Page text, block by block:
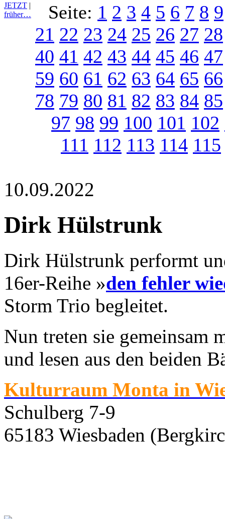
JETZT |
früher…
Seite: 1 2 3 4 5 6 7 8 9
21 22 23 24 25 26 27 28
40 41 42 43 44 45 46 47
59 60 61 62 63 64 65 66
78 79 80 81 82 83 84 85
97 98 99 100 101 102
111 112 113 114 115
10.09.2022
Dirk Hülstrunk
Dirk Hülstrunk performt
16er-Reihe »den fehler
Storm Trio begleitet.
Nun treten sie gemeinsam
und lesen aus den beiden
Kulturraum Monta in
Schulberg 7-9
65183 Wiesbaden